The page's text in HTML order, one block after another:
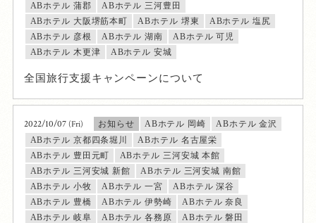
ABホテル 蒲郡
ABホテル 三河豊田
ABホテル 大阪堺筋本町
ABホテル 堺東
ABホテル 塩尻
ABホテル 彦根
ABホテル 湖南
ABホテル 可児
ABホテル 木更津
ABホテル 安城
全国旅行支援キャンペーンについて
2022/10/07(Fri) お知らせ ABホテル 岡崎
ABホテル 金沢
ABホテル 京都四条堀川
ABホテル 名古屋栄
ABホテル 豊田元町
ABホテル 三河安城 本館
ABホテル 三河安城 新館
ABホテル 三河安城 南館
ABホテル 小牧
ABホテル 一宮
ABホテル 深谷
ABホテル 豊橋
ABホテル 伊勢崎
ABホテル 奈良
ABホテル 岐阜
ABホテル 各務原
ABホテル 磐田